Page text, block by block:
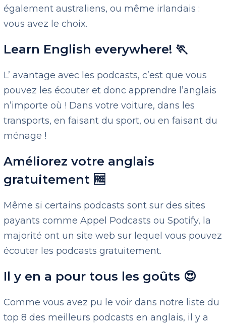
également australiens, ou même irlandais :
vous avez le choix.
Learn English everywhere! 🏃
L’ avantage avec les podcasts, c’est que vous
pouvez les écouter et donc apprendre l’anglais
n’importe où ! Dans votre voiture, dans les
transports, en faisant du sport, ou en faisant du
ménage !
Améliorez votre anglais
gratuitement 🆓
Même si certains podcasts sont sur des sites
payants comme Appel Podcasts ou Spotify, la
majorité ont un site web sur lequel vous pouvez
écouter les podcasts gratuitement.
Il y en a pour tous les goûts 😍
Comme vous avez pu le voir dans notre liste du
top 8 des meilleurs podcasts en anglais, il y a